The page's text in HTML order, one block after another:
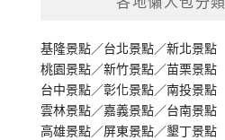
基隆景點／台北景點／新北景點
桃園景點／新竹景點／苗栗景點
台中景點／彰化景點／南投景點
雲林景點／嘉義景點／台南景點
高雄景點／屏東景點／墾丁景點